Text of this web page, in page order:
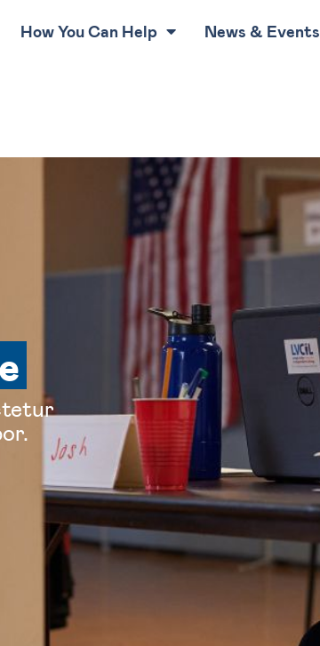
How You Can Help News & Events